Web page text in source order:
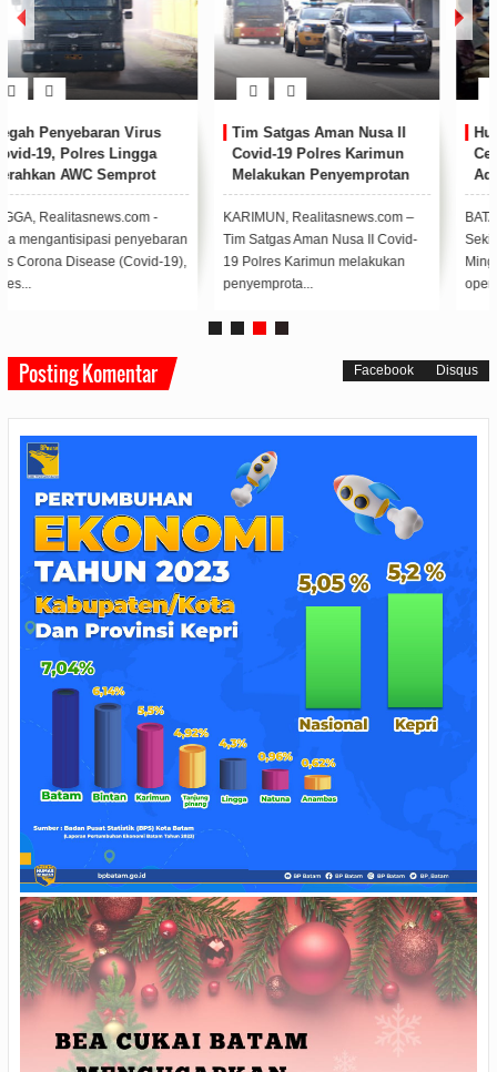
Hubungi Operator Call
Centre 112 Jika Mengetahui
Ada Warga Menunjukkan
Gejala Covid-19
BATAM, Realitasnews.com -
Sekitar pukul 01.00 dini hari,
Minggu (28/3), telepon di ruang
operator...
Jokowi: Ibu Sudah 4 Tahun
Menderita Sakit Kanker
Normal 0 false false false EN-ID
X-NONE X-NONE ...
Posting Komentar Facebook Disqus